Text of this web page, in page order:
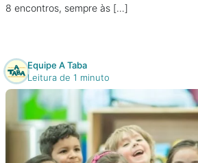
8 encontros, sempre às […]
Equipe A Taba
Leitura de 1 minuto